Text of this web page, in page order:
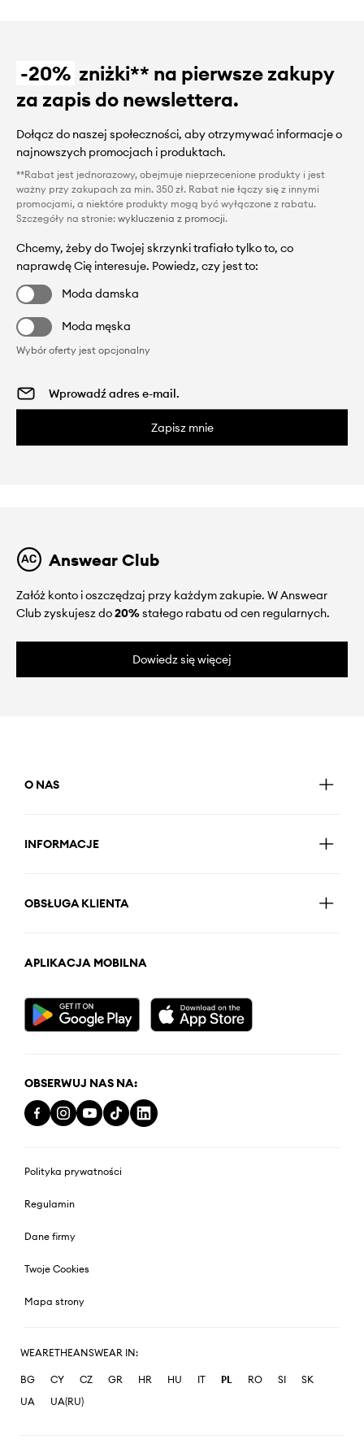
-20% zniżki** na pierwsze zakupy
za zapis do newslettera.
Dołącz do naszej społeczności, aby otrzymywać informacje o
najnowszych promocjach i produktach.
**Rabat jest jednorazowy, obejmuje nieprzecenione produkty i jest
ważny przy zakupach za min. 350 zł. Rabat nie łączy się z innymi
promocjami, a niektóre produkty mogą być wyłączone z rabatu.
Szczegóły na stronie: wykluczenia z promocji.
Chcemy, żeby do Twojej skrzynki trafiało tylko to, co
naprawdę Cię interesuje. Powiedz, czy jest to:
Moda damska
Moda męska
Wybór oferty jest opcjonalny
Zapisz mnie
Answear Club
Załóż konto i oszczędzaj przy każdym zakupie. W Answear
Club zyskujesz do20%stałego rabatu od cen regularnych.
Dowiedz się więcej
O NAS
INFORMACJE
OBSŁUGA KLIENTA
APLIKACJA MOBILNA
OBSERWUJ NAS NA:
Polityka prywatności
Regulamin
Dane firmy
Twoje Cookies
Mapa strony
WEARETHEANSWEAR IN:
BG CY CZ GR HR HU IT PL RO SI
SK
UA
UA(RU)